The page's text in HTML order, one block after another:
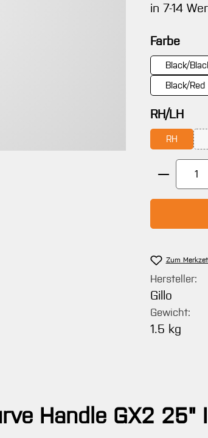
in 7-14
Farbe
Black/
Black/Red
RH/LH
RH
Zum
Hersteller:
Gillo
Gewicht:
1.5 kg
Handle GX2 25"